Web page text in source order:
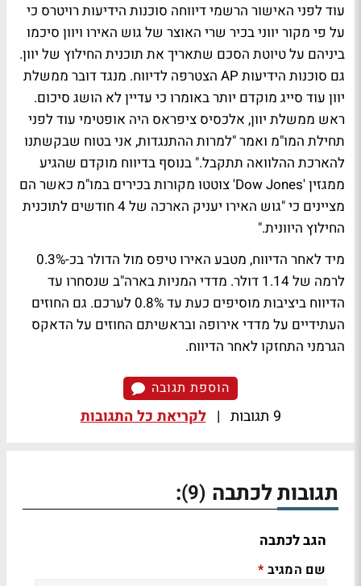
עוד לפני האישור הרשמי דיווחה סוכנות הידיעות רויטרס כי
על פי מקור יווני בכיר שרי האוצר של גוש האירו ויוון סיכמו
ביניהם על טיוטת הסכם שתאריך את תוכנית החילוץ של יוון.
גם סוכנות הידיעות AP הצטרפה לדיווח. מנגד דובר ממשלת
יוון עוד סייג מוקדם יותר באומרו כי עדיין לא הושג סיכום.
ראש ממשלת יוון, אלכסיס ציפראס היה אופטימי עוד לפני
תחילת המו"מ ואמר "למרות ההתנגדות, אני בטוח שבקשתנו
להארכת ההלוואה תתקבל." בנוסף בדיווח מוקדם שהגיע
ממגזין 'Dow Jones' צוטטו מקורות בכירים במו"מ כאשר הם
מציינים כי "גוש האירו יעניק הארכה של 4 חודשים לתוכנית
החילוץ היוונית."
מיד לאחר הדיווח, מטבע האירו טיפס מול הדולר בכ-0.3%
לרמה של 1.14 דולר. מדדי המניות בארה"ב שנסחרו עד
הדיווח ביציבות מוסיפים כעת עד 0.8% לערכם. גם החוזים
העתידיים על מדדי אירופה ובראשיתם החוזים על הדאקס
הגרמני התחזקו לאחר הדיווח.
הוספת תגובה
9 תגובות | לקריאת כל התגובות
תגובות לכתבה (9)
:
הגב לכתבה
שם המגיב *